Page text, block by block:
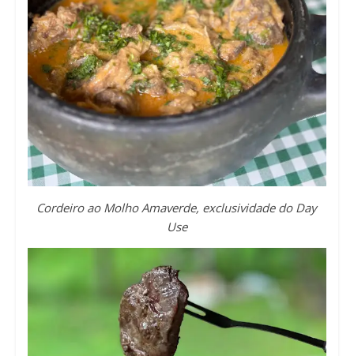
Cordeiro ao Molho Amaverde, exclusividade do Day
Use